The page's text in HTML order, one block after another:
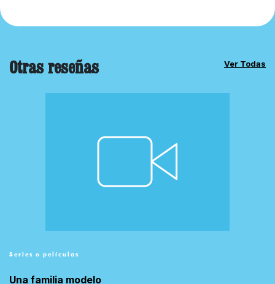
Otras reseñas Ver Todas
Series o películas
Una familia modelo